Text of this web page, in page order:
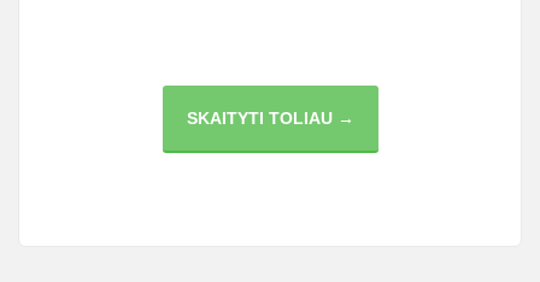
SKAITYTI TOLIAU →
STATYBOS